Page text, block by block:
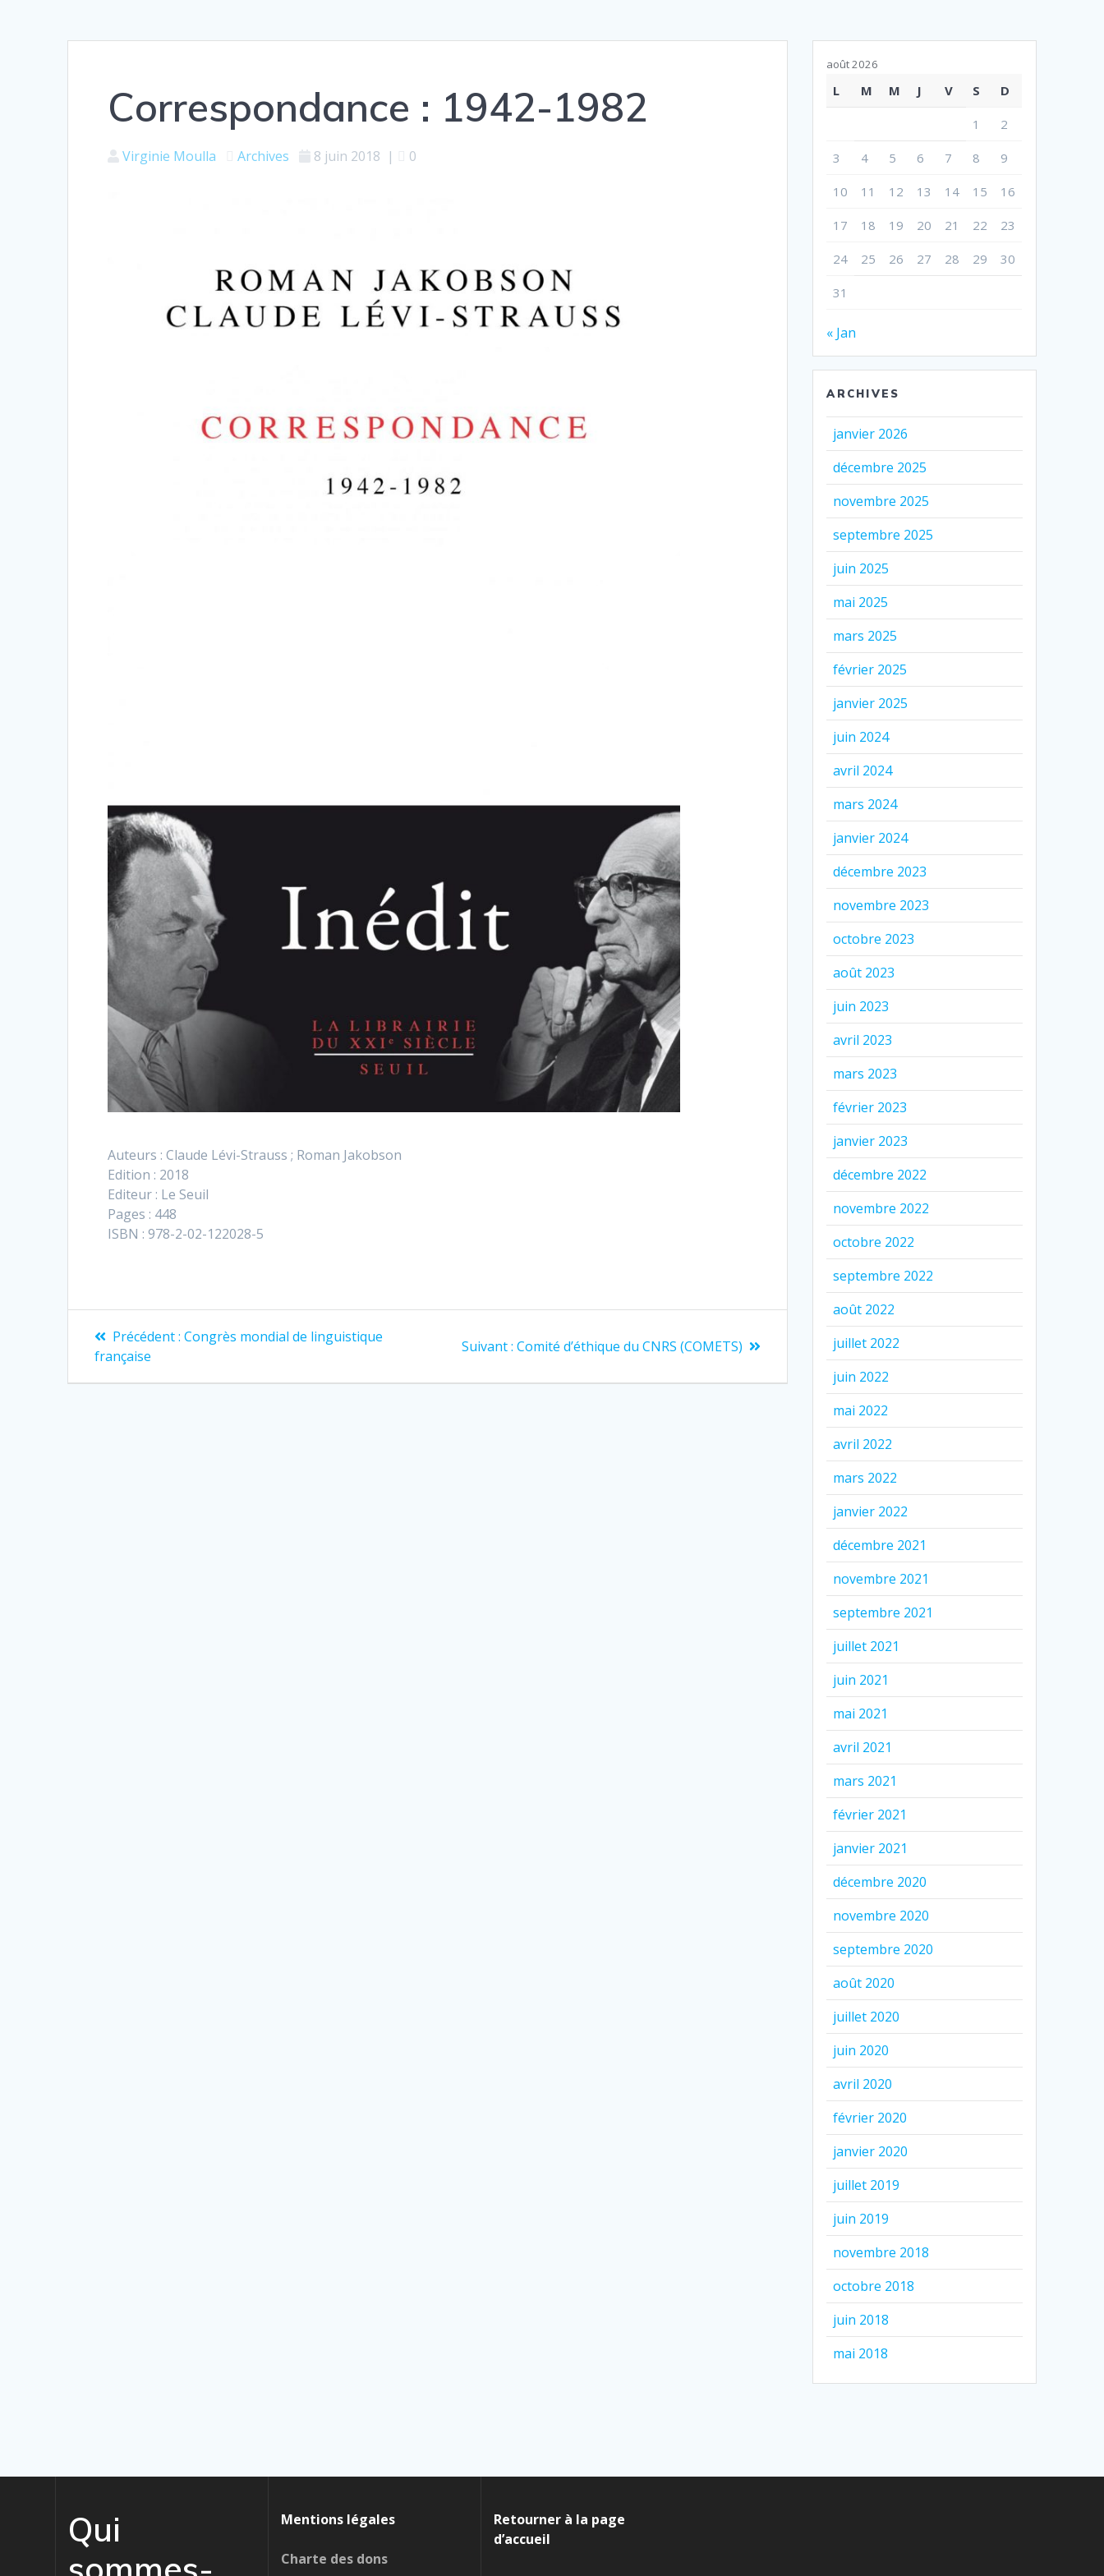
Correspondance : 1942-1982
Virginie Moulla Archives 8 juin 2018 | 0
Auteurs : Claude Lévi-Strauss ; Roman Jakobson
Edition : 2018
Editeur : Le Seuil
Pages : 448
ISBN : 978-2-02-122028-5
Navigation
de
Précédent : Article
Congrès mondial de linguistique
française
Suivant : Article
:
Comité d’éthique du CNRS (COMETS)
août 2026
L M M J V S D
1 2
3 4 5 6 7 8 9
10 11 12 13 14 15 16
17 18 19 20 21 22 23
24 25 26 27 28 29 30
31
« Jan
ARCHIVES
janvier 2026
décembre 2025
novembre 2025
septembre 2025
juin 2025
mai 2025
mars 2025
février 2025
janvier 2025
juin 2024
avril 2024
mars 2024
janvier 2024
décembre 2023
novembre 2023
octobre 2023
août 2023
juin 2023
avril 2023
mars 2023
février 2023
janvier 2023
décembre 2022
novembre 2022
octobre 2022
septembre 2022
août 2022
juillet 2022
juin 2022
mai 2022
avril 2022
mars 2022
janvier 2022
décembre 2021
novembre 2021
septembre 2021
juillet 2021
juin 2021
mai 2021
avril 2021
mars 2021
février 2021
janvier 2021
décembre 2020
novembre 2020
septembre 2020
août 2020
juillet 2020
juin 2020
avril 2020
février 2020
janvier 2020
juillet 2019
juin 2019
novembre 2018
octobre 2018
juin 2018
mai 2018
Qui
Mentions légales
Charte des dons
Retourner à la page
d’accueil